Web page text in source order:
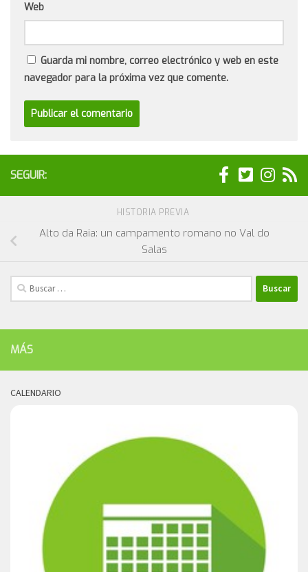
Web
Guarda mi nombre, correo electrónico y web en este
navegador para la próxima vez que comente.
SEGUIR:
HISTORIA PREVIA
Alto da Raia: un campamento romano no Val do
Salas
Buscar:
MÁS
CALENDARIO